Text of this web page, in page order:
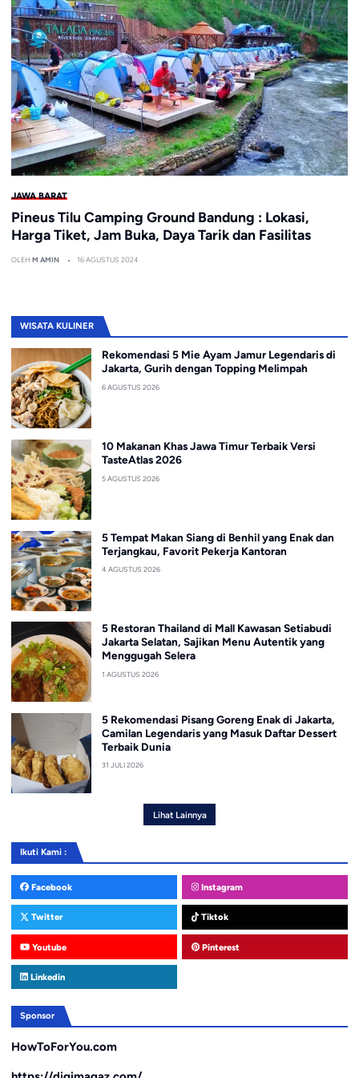
JAWA BARAT
Pineus Tilu Camping Ground Bandung : Lokasi,
Harga Tiket, Jam Buka, Daya Tarik dan Fasilitas
OLEH M AMIN 16 AGUSTUS 2024
WISATA KULINER
Rekomendasi 5 Mie Ayam Jamur Legendaris di
Jakarta, Gurih dengan Topping Melimpah
6 AGUSTUS 2026
10 Makanan Khas Jawa Timur Terbaik Versi
TasteAtlas 2026
5 AGUSTUS 2026
5 Tempat Makan Siang di Benhil yang Enak dan
Terjangkau, Favorit Pekerja Kantoran
4 AGUSTUS 2026
5 Restoran Thailand di Mall Kawasan Setiabudi
Jakarta Selatan, Sajikan Menu Autentik yang
Menggugah Selera
1 AGUSTUS 2026
5 Rekomendasi Pisang Goreng Enak di Jakarta,
Camilan Legendaris yang Masuk Daftar Dessert
Terbaik Dunia
31 JULI 2026
Lihat Lainnya
Ikuti Kami :
Facebook Instagram
Twitter Tiktok
Youtube Pinterest
Linkedin
Sponsor
HowToForYou.com